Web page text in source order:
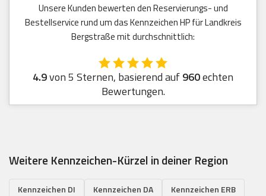
Unsere Kunden bewerten den Reservierungs- und
Bestellservice rund um das Kennzeichen HP für Landkreis
Bergstraße mit durchschnittlich:
4.9von 5 Sternen, basierend auf960echten
Bewertungen.
Weitere Kennzeichen-Kürzel in deiner Region
Kennzeichen DI Kennzeichen DA
Kennzeichen ERB